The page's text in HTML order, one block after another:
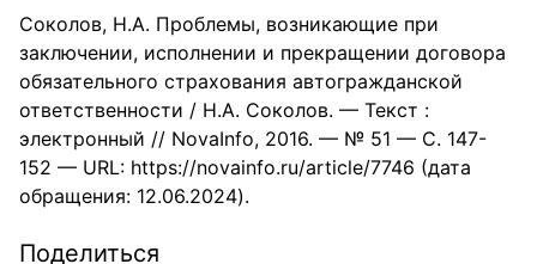
Соколов, Н.А. Проблемы, возникающие при
заключении, исполнении и прекращении договора
обязательного страхования автогражданской
ответственности / Н.А. Соколов. — Текст :
электронный // NovaInfo, 2016. — № 51 — С. 147-
152 — URL: https://novainfo.ru/article/7746 (дата
обращения: 12.06.2024).
Поделиться